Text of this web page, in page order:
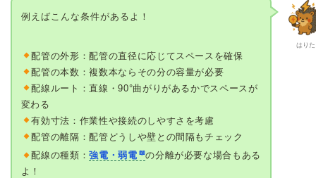
はりた
例えばこんな条件があるよ！
配管の外形：配管の直径に応じてスペースを確保
配管の本数：複数本ならその分の容量が必要
配線ルート：直線・90°曲がりがあるかでスペースが
変わる
有効寸法：作業性や接続のしやすさを考慮
配管の離隔：配管どうしや壁との間隔もチェック
配線の種類：強電・弱電
の分離が必要な場合もある
よ！